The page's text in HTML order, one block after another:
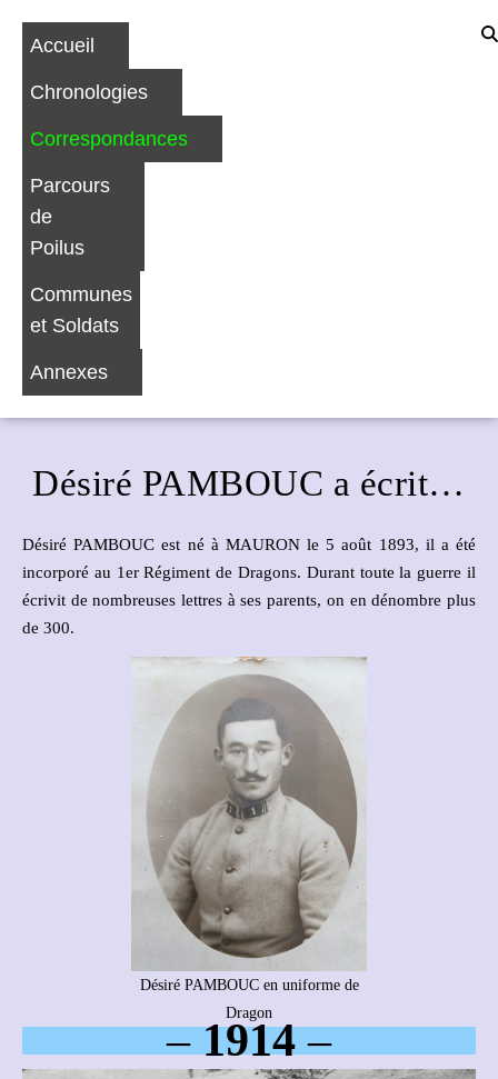
Accueil
Chronologies
Correspondances
Parcours
de
Poilus
Communes
et Soldats
Annexes
Désiré PAMBOUC a écrit…
Désiré PAMBOUC est né à MAURON le 5 août 1893, il a été
incorporé au 1er Régiment de Dragons. Durant toute la guerre il
écrivit de nombreuses lettres à ses parents, on en dénombre plus
de 300.
Désiré PAMBOUC en uniforme de
Dragon
–1914–